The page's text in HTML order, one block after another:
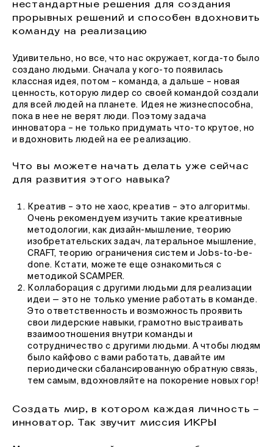
нестандартные решения для создания
прорывных решений и способен вдохновить
команду на реализацию
Удивительно, но все, что нас окружает, когда-то было
создано людьми. Сначала у кого-то появилась
классная идея, потом – команда, а дальше – новая
ценность, которую лидер со своей командой создали
для всей людей на планете. Идея не жизнеспособна,
пока в нее не верят люди. Поэтому задача
инноватора – не только придумать что-то крутое, но
и вдохновить людей на ее реализацию.
Что вы можете начать делать уже сейчас
для развития этого навыка?
Креатив – это не хаос, креатив – это алгоритмы.
Очень рекомендуем изучить такие креативные
методологии, как дизайн-мышление, теорию
изобретательских задач, латеральное мышление,
CRAFT, теорию ограничения систем и Jobs-to-be-
done. Кстати, можете еще ознакомиться с
методикой SCAMPER.
Коллаборация с другими людьми для реализации
идеи — это не только умение работать в команде.
Это ответственность и возможность проявить
свои лидерские навыки, грамотно выстраивать
взаимоотношения внутри команды и
сотрудничество с другими людьми. А чтобы людям
было кайфово с вами работать, давайте им
периодически сбалансированную обратную связь,
тем самым, вдохновляйте на покорение новых гор!
Создать мир, в котором каждая личность –
инноватор. Так звучит миссия ИКРЫ